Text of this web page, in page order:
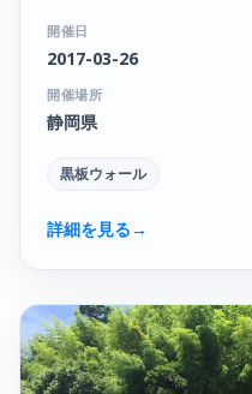
開催日
2017-03-26
開催場所
静岡県
黒板ウォール
詳細を見る→